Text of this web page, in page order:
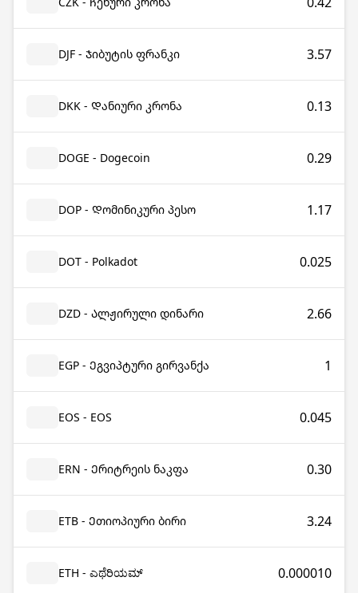
DJF - Ჯიბუტის ფრანკი 3.57
DKK - Დანიური კრონა 0.13
DOGE - Dogecoin 0.29
DOP - Დომინიკური პესო 1.17
DOT - Polkadot 0.025
DZD - Ალჟირული დინარი 2.66
EGP - Ეგვიპტური გირვანქა 1
EOS - EOS 0.045
ERN - Ერიტრეის ნაკფა 0.30
ETB - Ეთიოპიური ბირი 3.24
ETH - ಎಥೆರಿಯಮ್ 0.000010